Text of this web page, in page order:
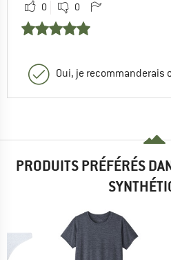
0 0
Oui, je recommanderais
PRODUITS PRÉFÉRÉS